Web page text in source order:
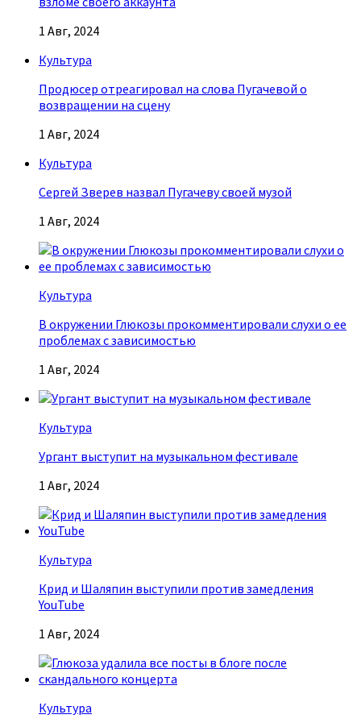
1 Авг, 2024
Культура
Продюсер отреагировал на слова Пугачевой о
возвращении на сцену
1 Авг, 2024
Культура
Сергей Зверев назвал Пугачеву своей музой
1 Авг, 2024
Культура
В окружении Глюкозы прокомментировали слухи о ее
проблемах с зависимостью
1 Авг, 2024
Культура
Ургант выступит на музыкальном фестивале
1 Авг, 2024
Культура
Крид и Шаляпин выступили против замедления
YouTube
1 Авг, 2024
Культура